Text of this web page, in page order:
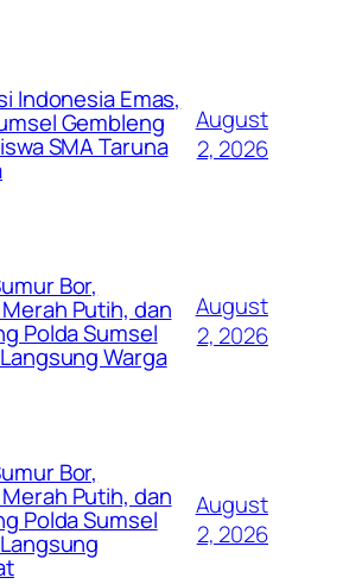
Indonesia Emas,
Gembleng
SMA Taruna
August
2, 2026
Bor,
Putih, dan
Polda Sumsel
Warga
August
2, 2026
Bor,
Putih, dan
Polda Sumsel
August
2, 2026